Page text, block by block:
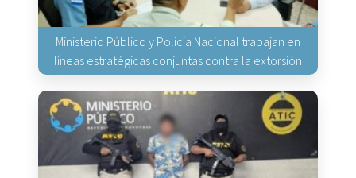
Ministerio Público y Policía Nacional trabajan en
líneas estratégicas conjuntas contra la extorsión